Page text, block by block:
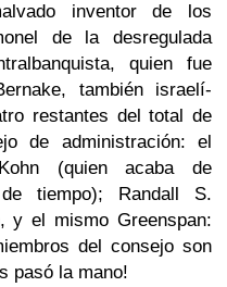
inventor de los
de la desregulada
quien fue
también israelí-
restantes del total de
de administración: el
(quien acaba de
tiempo); Randall S.
y el mismo Greenspan:
del consejo son
pasó la mano!